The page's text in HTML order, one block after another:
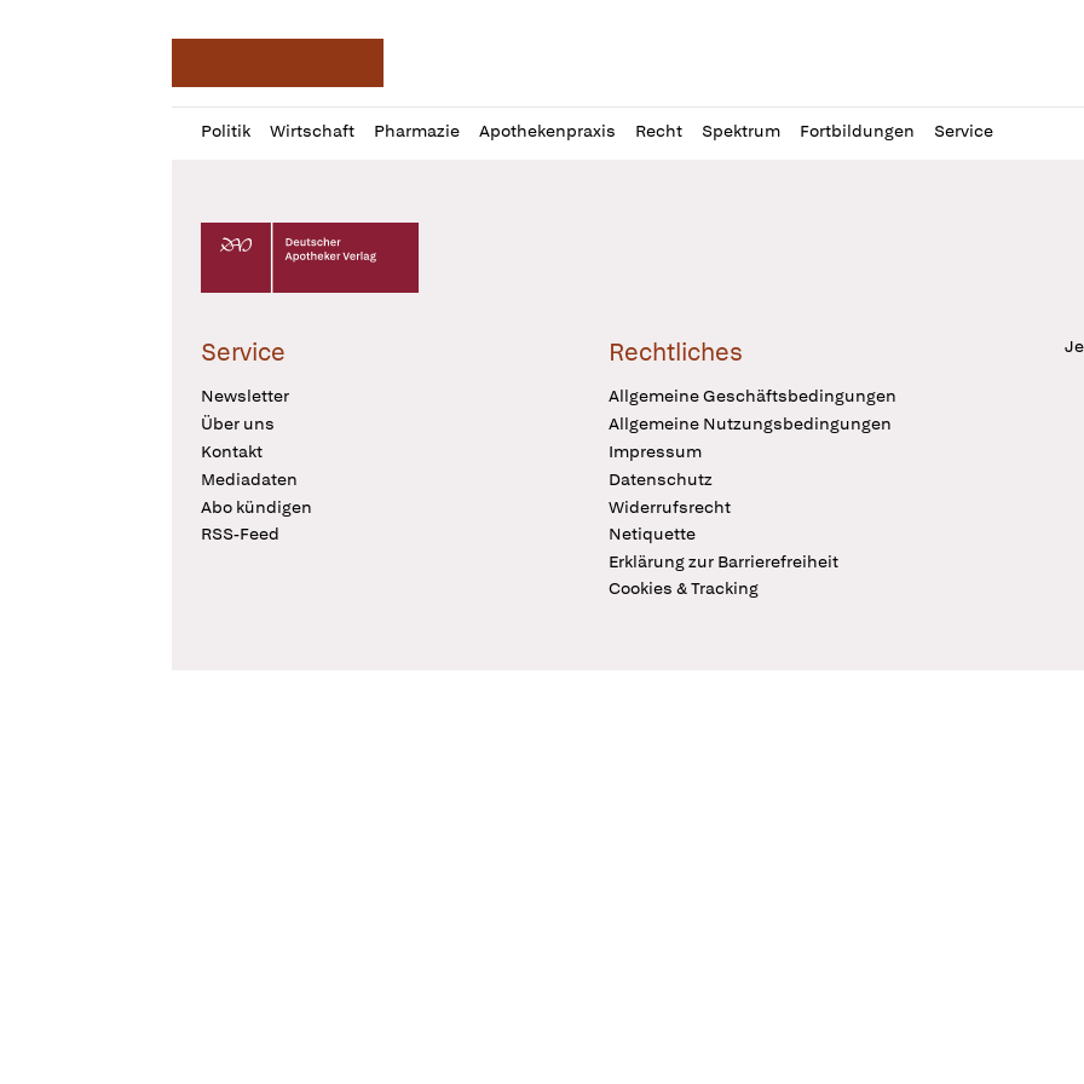
Politik Wirtschaft Pharmazie Apothekenpraxis Recht Spektrum Fortbildungen Service
Profil
öffnen
Daz
Pur
Deutscher Apotheker Verlag Logo
Service
Newsletter
Über uns
Kontakt
Mediadaten
Abo kündigen
RSS-Feed
Rechtliches
Allgemeine Geschäftsbedingungen
Allgemeine Nutzungsbedingungen
Impressum
Datenschutz
Widerrufsrecht
Netiquette
Erklärung zur Barrierefreiheit
Cookies & Tracking